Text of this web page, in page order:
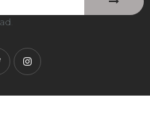
TwitterInstagram